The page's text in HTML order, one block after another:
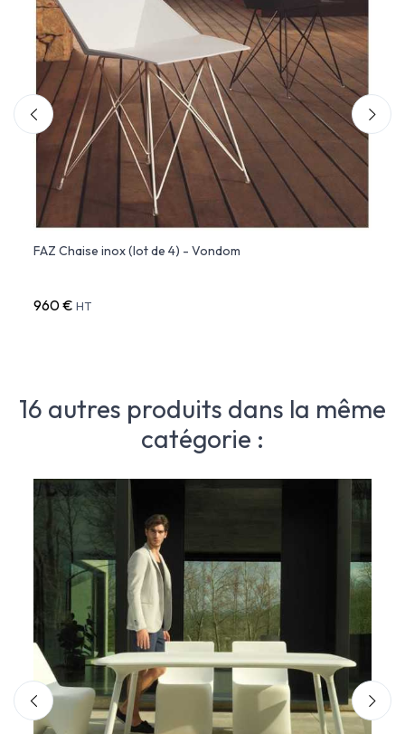
FAZ Chaise inox (lot de 4) - Vondom
960 € HT
16 autres produits dans la même
catégorie :